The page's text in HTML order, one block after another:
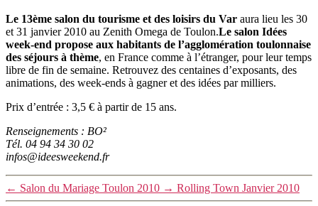
Le 13ème salon du tourisme et des loisirs du Var aura lieu les 30
et 31 janvier 2010 au Zenith Omega de Toulon.Le salon Idées
week-end propose aux habitants de l’agglomération toulonnaise
des séjours à thème, en France comme à l’étranger, pour leur temps
libre de fin de semaine. Retrouvez des centaines d’exposants, des
animations, des week-ends à gagner et des idées par milliers.
Prix d’entrée : 3,5 € à partir de 15 ans.
Renseignements : BO²
Tél. 04 94 34 30 02
infos@ideesweekend.fr
← Salon du Mariage Toulon 2010 → Rolling Town Janvier 2010